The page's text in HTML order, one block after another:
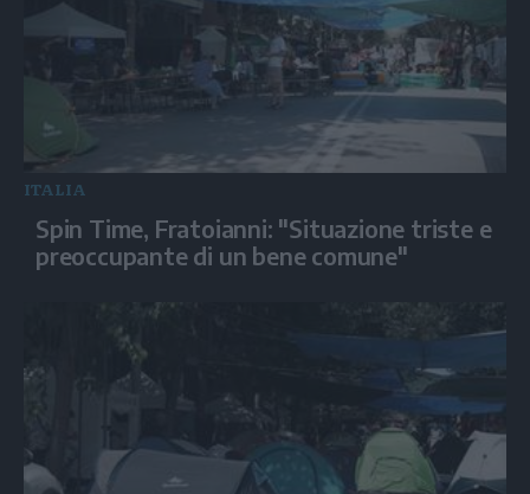
ITALIA
Spin Time, Fratoianni: "Situazione triste e
preoccupante di un bene comune"